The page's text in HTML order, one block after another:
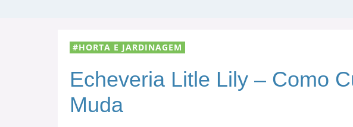
HORTA E JARDINAGEM
Echeveria Litle Lily – Como
Muda